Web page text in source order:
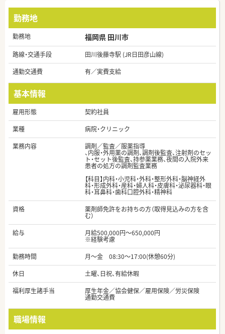
勤務地
勤務地 福岡県 田川市
路線・交通手段
田川後藤寺駅 (JR日田彦山線)
通勤交通費
有／実費支給
基本情報
雇用形態
契約社員
業種
病院・クリニック
業務内容
調剤／監査／服薬指導
、内服・外用薬の調剤、調剤後監査、注射剤のセッ
ト・セット後監査、持参薬業務、夜間の入院外来
患者の処方の調剤監査業務
【科目】内科・小児科・外科・整形外科・脳神経外
科・形成外科・産科・婦人科・皮膚科・泌尿器科・眼
科・耳鼻科・歯科口腔外科・精神科
資格
薬剤師免許をお持ちの方（取得見込みの方を含
む）
給与
月給500,000円～650,000円
※経験考慮
勤務時間
月～金 08:30～17:00(休憩60分)
休日
土曜、日祝、有給休暇
福利厚生諸手当
厚生年金／協会健保／雇用保険／労災保険
通勤交通費
職場情報